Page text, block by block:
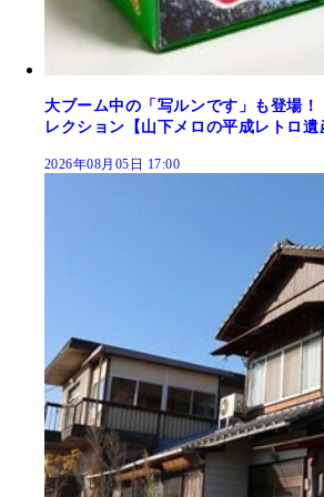
大ブーム中の「写ルンです」も登場
レクション【山下メロの平成レトロ遺
2026年08月05日 17:00